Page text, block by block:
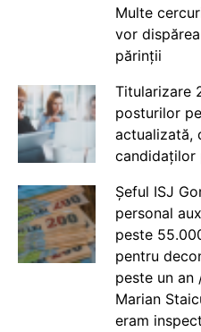
Multe
vor
părinții
Titularizare
posturilor
actualizată,
candidaților
Șeful ISJ
personal
peste
pentru
peste un an
Marian
eram